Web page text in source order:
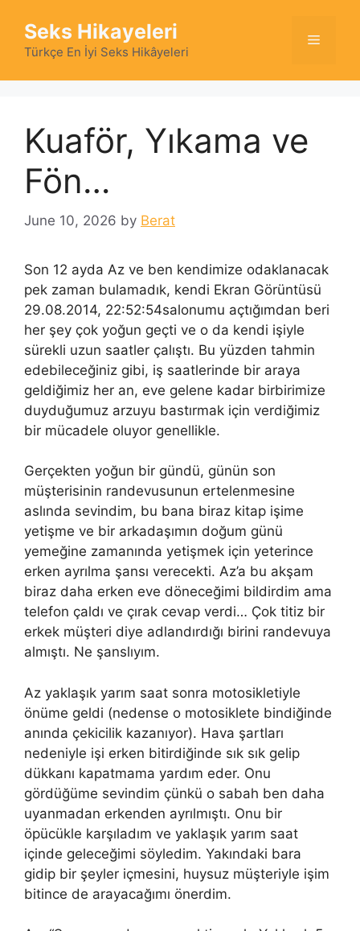
content
Seks Hikayeleri
Türkçe En İyi Seks Hikâyeleri
Menu
Kuaför, Yıkama ve
Fön…
June 10, 2026 by Berat
Son 12 ayda Az ve ben kendimize odaklanacak
pek zaman bulamadık, kendi Ekran Görüntüsü
29.08.2014, 22:52:54salonumu açtığımdan beri
her şey çok yoğun geçti ve o da kendi işiyle
sürekli uzun saatler çalıştı. Bu yüzden tahmin
edebileceğiniz gibi, iş saatlerinde bir araya
geldiğimiz her an, eve gelene kadar birbirimize
duyduğumuz arzuyu bastırmak için verdiğimiz
bir mücadele oluyor genellikle.
Gerçekten yoğun bir gündü, günün son
müşterisinin randevusunun ertelenmesine
aslında sevindim, bu bana biraz kitap işime
yetişme ve bir arkadaşımın doğum günü
yemeğine zamanında yetişmek için yeterince
erken ayrılma şansı verecekti. Az’a bu akşam
biraz daha erken eve döneceğimi bildirdim ama
telefon çaldı ve çırak cevap verdi… Çok titiz bir
erkek müşteri diye adlandırdığı birini randevuya
almıştı. Ne şanslıyım.
Az yaklaşık yarım saat sonra motosikletiyle
önüme geldi (nedense o motosiklete bindiğinde
anında çekicilik kazanıyor). Hava şartları
nedeniyle işi erken bitirdiğinde sık sık gelip
dükkanı kapatmama yardım eder. Onu
gördüğüme sevindim çünkü o sabah ben daha
uyanmadan erkenden ayrılmıştı. Onu bir
öpücükle karşıladım ve yaklaşık yarım saat
içinde geleceğimi söyledim. Yakındaki bara
gidip bir şeyler içmesini, huysuz müşteriyle işim
bitince de arayacağımı önerdim.